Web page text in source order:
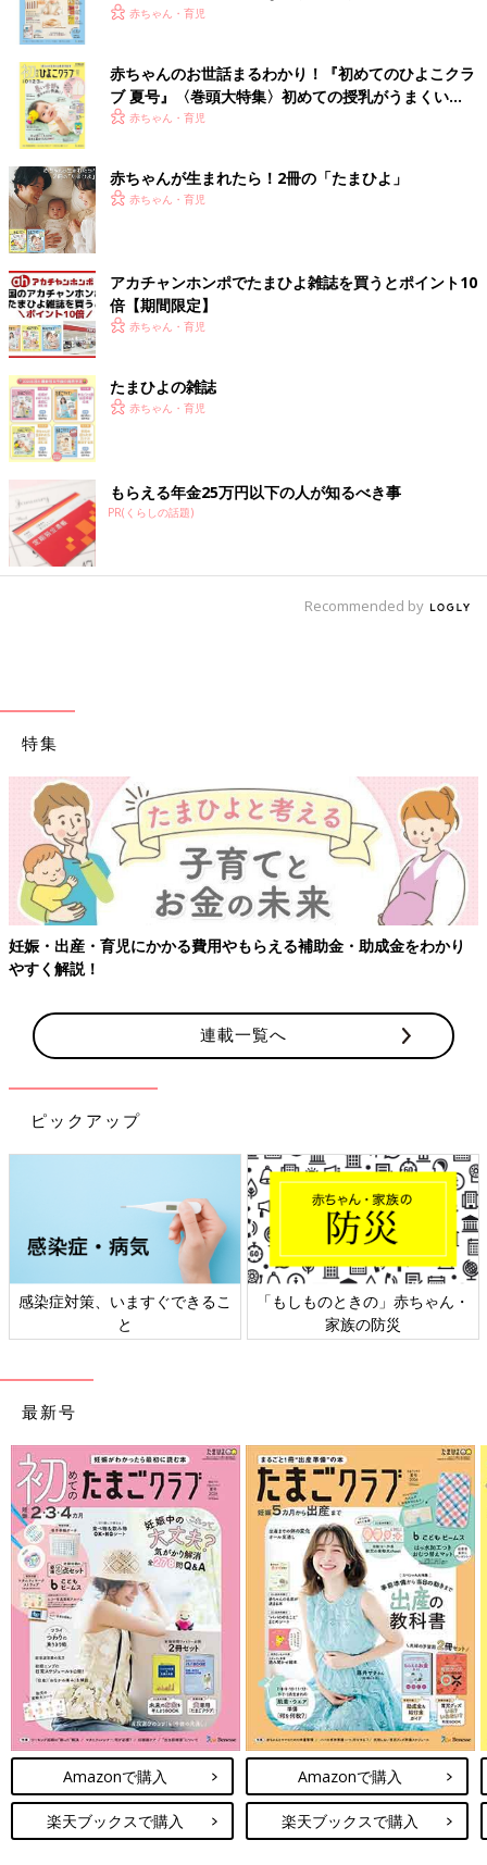
いっぱい！
赤ちゃん・育児
赤ちゃんのお世話まるわかり！『初めてのひよこクラ
ブ 夏号』〈巻頭大特集〉初めての授乳がうまくい
く！ おっぱい・ミルクの基本と夏のトラブル 解決テ
赤ちゃん・育児
赤ちゃんが生まれたら！2冊の「たまひよ」
赤ちゃん・育児
アカチャンホンポでたまひよ雑誌を買うとポイント10
倍【期間限定】
赤ちゃん・育児
たまひよの雑誌
赤ちゃん・育児
もらえる年金25万円以下の人が知るべき事
PR(くらしの話題)
Recommended by
特集
妊娠・出産・育児にかかる費用やもらえる補助金・助成金をわかり
やすく解説！
連載一覧へ
ピックアップ
感染症対策、いますぐできるこ
と
「もしものときの」赤ちゃん・
家族の防災
最新号
Amazonで購入
楽天ブックスで購入
Amazonで購入
楽天ブックスで購入